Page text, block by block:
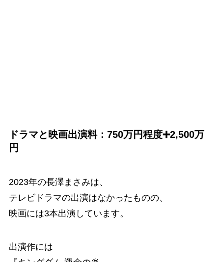
ドラマと映画出演料：750万円程度➕2,500万
円
2023年の長澤まさみは、
テレビドラマの出演はなかったものの、
映画には3本出演しています。
出演作には